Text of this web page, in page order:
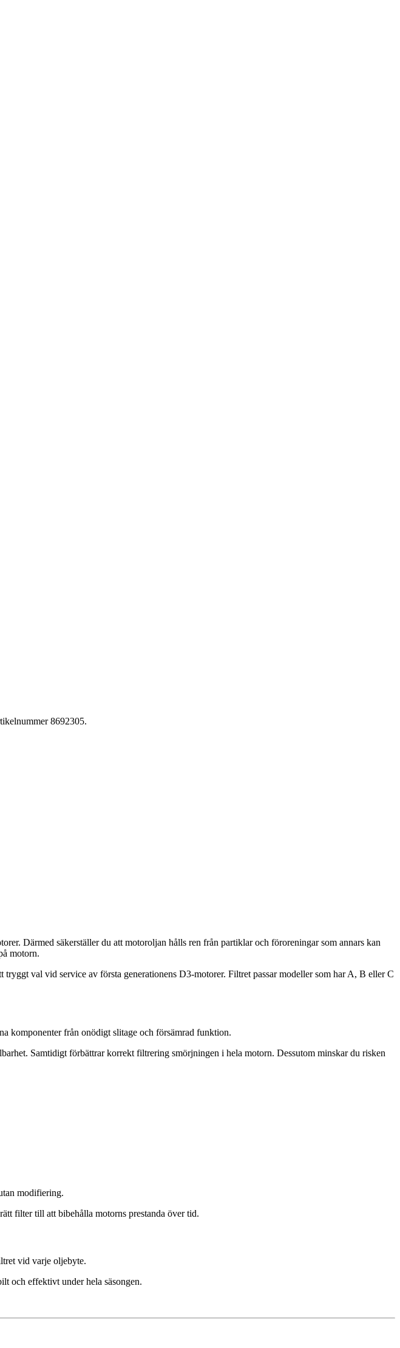
8692305.
Därmed säkerställer du att motoroljan hålls ren från partiklar och föroreningar som annars kan
motorn.
val vid service av första generationens D3-motorer. Filtret passar modeller som har A, B eller C
komponenter från onödigt slitage och försämrad funktion.
Samtidigt förbättrar korrekt filtrering smörjningen i hela motorn. Dessutom minskar du risken
modifiering.
filter till att bibehålla motorns prestanda över tid.
vid varje oljebyte.
och effektivt under hela säsongen.